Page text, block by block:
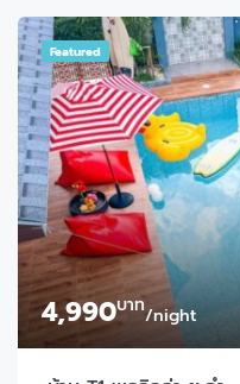
Featured
4,990บาท/night